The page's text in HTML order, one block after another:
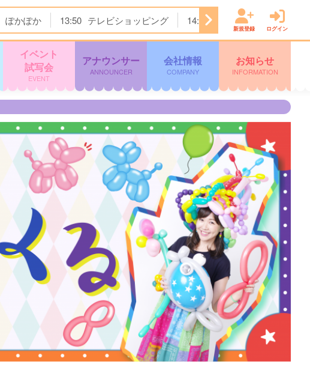
ぽかぽか 13:50 テレビショッピング 14:20 テレビショッピング
新規登録 ログイン
イベント
試写会
EVENT
アナウンサー
ANNOUNCER
会社情報
COMPANY
お知らせ
INFORMATION